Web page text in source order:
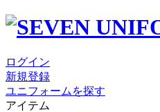
ログイン
新規登録
ユニフォームを探す
アイテム